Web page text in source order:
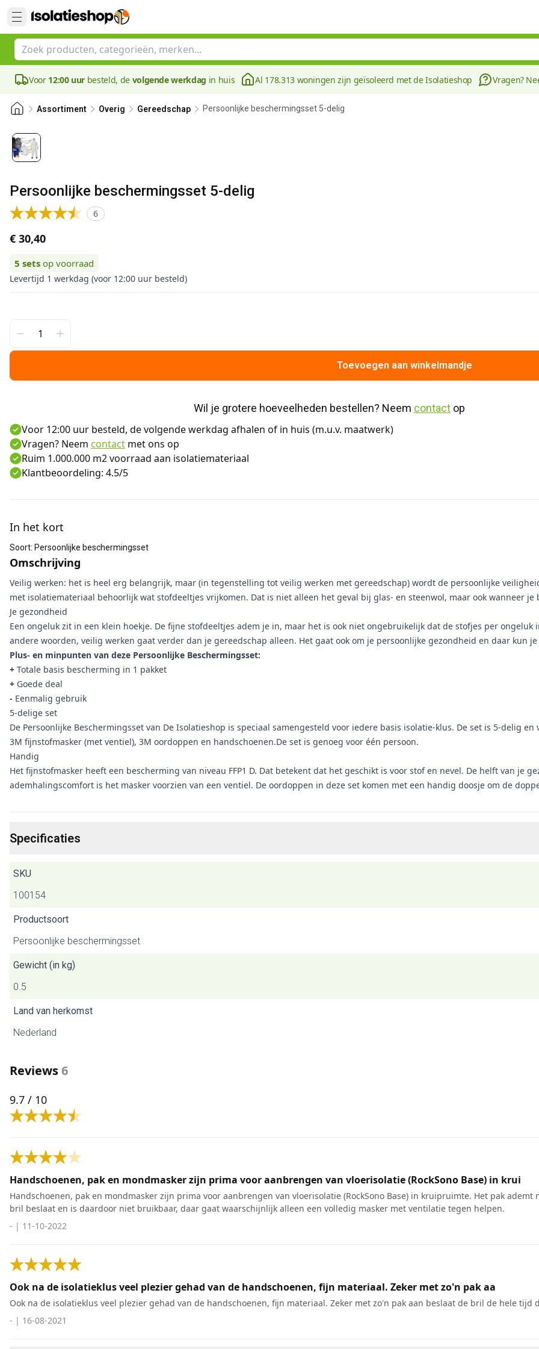
Voor 12:00 uur besteld, de volgende werkdag in huis Al 178.313 woningen zijn geïsoleerd met de Isolatieshop Vragen?
Assortiment Overig Gereedschap Persoonlijke beschermingsset 5-delig
Persoonlijke beschermingsset 5-delig
6
€ 30,40
5 sets op voorraad
Levertijd 1 werkdag (voor 12:00 uur besteld)
Toevoegen aan winkelmandje
Wil je grotere hoeveelheden bestellen? Neem contact op
Voor 12:00 uur besteld, de volgende werkdag afhalen of in huis (m.u.v. maatwerk)
Vragen? Neem contact met ons op
Ruim 1.000.000 m2 voorraad aan isolatiemateriaal
Klantbeoordeling: 4.5/5
In het kort
Soort: Persoonlijke beschermingsset
Omschrijving
Veilig werken: het is heel erg belangrijk, maar (in tegenstelling tot veilig werken met gereedschap) wordt de persoonlijke
met isolatiemateriaal behoorlijk wat stofdeeltjes vrijkomen. Dat is niet alleen het geval bij glas- en steenwol, maar ook wanneer je
Je gezondheid
Een ongeluk zit in een klein hoekje. De fijne stofdeeltjes adem je in, maar het is ook niet ongebruikelijk dat de stofjes per
andere woorden, veilig werken gaat verder dan je gereedschap alleen. Het gaat ook om je persoonlijke gezondheid en daar kun
Plus- en minpunten van deze Persoonlijke Beschermingsset:
+ Totale basis bescherming in 1 pakket
+ Goede deal
- Eenmalig gebruik
5-delige set
De Persoonlijke Beschermingsset van De Isolatieshop is speciaal samengesteld voor iedere basis isolatie-klus. De set is 5-delig
3M fijnstofmasker (met ventiel), 3M oordoppen en handschoenen.De set is genoeg voor één persoon.
Handig
Het fijnstofmasker heeft een bescherming van niveau FFP1 D. Dat betekent dat het geschikt is voor stof en nevel. De helft van je
ademhalingscomfort is het masker voorzien van een ventiel. De oordoppen in deze set komen met een handig doosje om de
Specificaties
SKU
100154
Productsoort
Persoonlijke beschermingsset
Gewicht (in kg)
0.5
Land van herkomst
Nederland
Reviews6
9.7 / 10
Handschoenen, pak en mondmasker zijn prima voor aanbrengen van vloerisolatie (RockSono Base) in krui
Handschoenen, pak en mondmasker zijn prima voor aanbrengen van vloerisolatie (RockSono Base) in kruipruimte. Het pak
bril beslaat en is daardoor niet bruikbaar, daar gaat waarschijnlijk alleen een volledig masker met ventilatie tegen helpen.
- | 11-10-2022
Ook na de isolatieklus veel plezier gehad van de handschoenen, fijn materiaal. Zeker met zo'n pak aa
Ook na de isolatieklus veel plezier gehad van de handschoenen, fijn materiaal. Zeker met zo'n pak aan beslaat de bril de hele
- | 16-08-2021